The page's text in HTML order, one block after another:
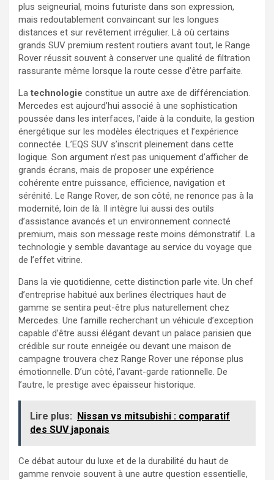
plus seigneurial, moins futuriste dans son expression,
mais redoutablement convaincant sur les longues
distances et sur revêtement irrégulier. Là où certains
grands SUV premium restent routiers avant tout, le Range
Rover réussit souvent à conserver une qualité de filtration
rassurante même lorsque la route cesse d’être parfaite.
Latechnologie constitue un autre axe de différenciation.
Mercedes est aujourd’hui associé à une sophistication
poussée dans les interfaces, l’aide à la conduite, la gestion
énergétique sur les modèles électriques et l’expérience
connectée. L’EQS SUV s’inscrit pleinement dans cette
logique. Son argument n’est pas uniquement d’afficher de
grands écrans, mais de proposer une expérience
cohérente entre puissance, efficience, navigation et
sérénité. Le Range Rover, de son côté, ne renonce pas à la
modernité, loin de là. Il intègre lui aussi des outils
d’assistance avancés et un environnement connecté
premium, mais son message reste moins démonstratif. La
technologie y semble davantage au service du voyage que
de l’effet vitrine.
Dans la vie quotidienne, cette distinction parle vite. Un chef
d’entreprise habitué aux berlines électriques haut de
gamme se sentira peut-être plus naturellement chez
Mercedes. Une famille recherchant un véhicule d’exception
capable d’être aussi élégant devant un palace parisien que
crédible sur route enneigée ou devant une maison de
campagne trouvera chez Range Rover une réponse plus
émotionnelle. D’un côté, l’avant-garde rationnelle. De
l’autre, le prestige avec épaisseur historique.
Lire plus: Nissan vs mitsubishi : comparatif
des SUV japonais
Ce débat autour du luxe et de la durabilité du haut de
gamme renvoie souvent à une autre question essentielle,